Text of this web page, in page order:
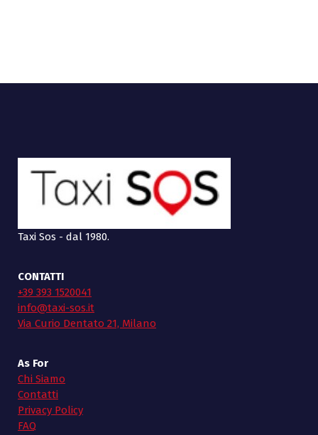
Taxi Sos - dal 1980.
CONTATTI
+39 393 1520041
info@taxi-sos.it
Via Curio Dentato 21, Milano
As For
Chi Siamo
Contatti
Privacy Policy
FAQ